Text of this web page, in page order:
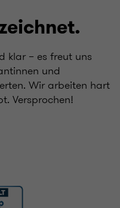
klar – es freut uns
und
Wir arbeiten hart
Versprochen!